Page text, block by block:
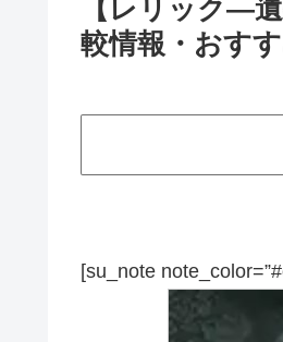
【レリック―
較情報・おす
[su_note